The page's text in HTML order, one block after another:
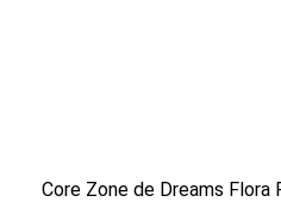
Core Zone de Dreams Flora